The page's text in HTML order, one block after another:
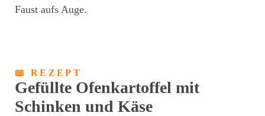
Faust aufs Auge.
📖 REZEPT
Gefüllte Ofenkartoffel mit
Schinken und Käse